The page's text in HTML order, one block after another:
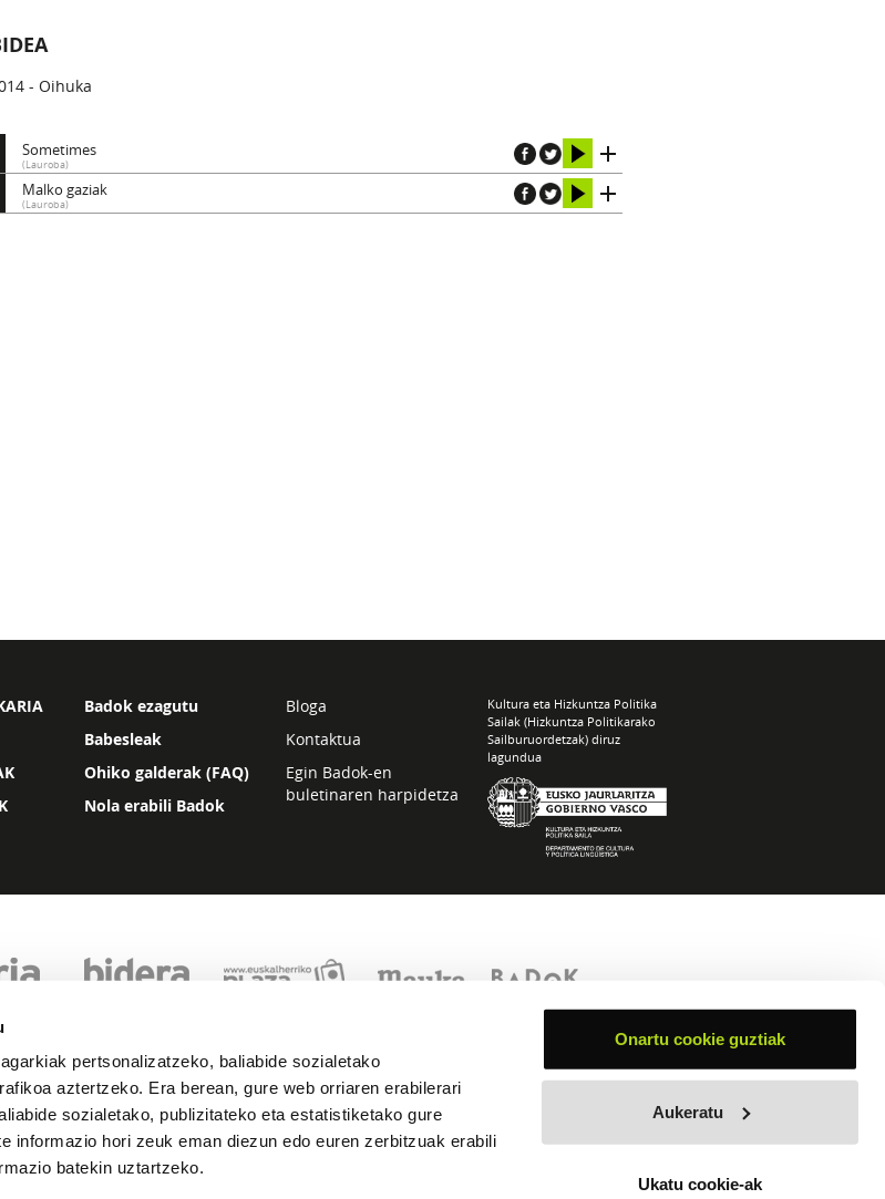
pertsonalizatzeko, baliabide sozialetako
aztertzeko. Era berean, gure web orriaren erabilerari
sozialetako, publizitateko eta estatistiketako gure
informazio hori zeuk eman diezun edo euren zerbitzuak erabili
batekin uztartzeko.
Onartu cookie guztiak
Aukeratu
Ukatu cookie-ak
- Oihuka
Sometimes
(Lauroba)
Malko gaziak
(Lauroba)
Badok ezagutu
Babesleak
Ohiko galderak (FAQ)
Nola erabili Badok
Bloga
Kontaktua
Egin Badok-en
buletinaren harpidetza
Kultura eta Hizkuntza Politika
Sailak (Hizkuntza Politikarako
Sailburuordetzak) diruz
lagundua
Lege oharra Pribatutasuna Cookie politika